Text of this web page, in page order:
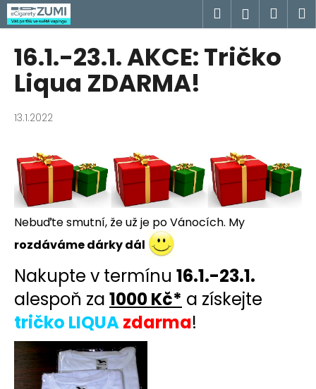
Přejít
na
obsah
Hledat
16.1.-23.1. AKCE: Tričko
Liqua ZDARMA!
13.1.2022
Nebuďte smutní, že už je po Vánocích. My
rozdáváme dárky dál
Nakupte v termínu 16.1.-23.1.
alespoň za 1000 Kč* a získejte
tričko LIQUAzdarma!
K
o
C
o
p
ř
e
b
u
j
t
e
n
a
j
í